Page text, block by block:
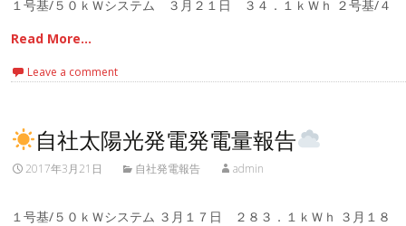
１号基/５０ｋＷシステム ３月２１日 ３４．１ｋＷｈ ２号基/４
Read More…
Leave a comment
自社太陽光発電発電量報告
2017年3月21日 自社発電報告 admin
１号基/５０ｋＷシステム ３月１７日 ２８３．１ｋＷｈ ３月１８